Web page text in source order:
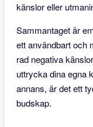
känslor eller
Sammantaget är
ett användbart och
rad negativa
uttrycka dina egna
annans, är det ett
budskap.